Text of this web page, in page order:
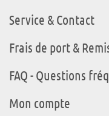
Service & Contact
Frais de port &
FAQ - Questions
Mon compte